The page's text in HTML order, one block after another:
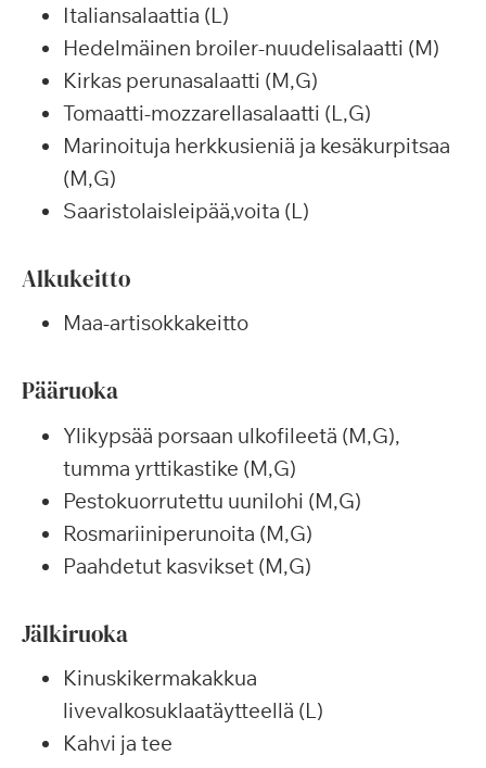
Italiansalaattia (L)
Hedelmäinen broiler-nuudelisalaatti (M)
Kirkas perunasalaatti (M,G)
Tomaatti-mozzarellasalaatti (L,G)
Marinoituja herkkusieniä ja kesäkurpitsaa
(M,G)
Saaristolaisleipää,voita (L)
Alkukeitto
Maa-artisokkakeitto
Pääruoka
Ylikypsää porsaan ulkofileetä (M,G),
tumma yrttikastike (M,G)
Pestokuorrutettu uunilohi (M,G)
Rosmariiniperunoita (M,G)
Paahdetut kasvikset (M,G)
Jälkiruoka
Kinuskikermakakkua
livevalkosuklaatäytteellä (L)
Kahvi ja tee